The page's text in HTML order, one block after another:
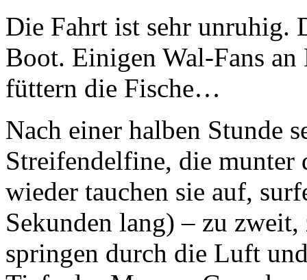
Die Fahrt ist sehr unruhig.
Boot. Einigen Wal-Fans
füttern die Fische…
Nach einer halben Stunde
Streifendelfine, die munter
wieder tauchen sie auf,
Sekunden lang) – zu
springen durch die Luft